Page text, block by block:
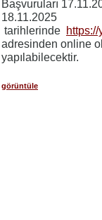
Başvuruları
18.11.2025
tarihlerinde
adresinden online
yapılabilecektir.
görüntüle